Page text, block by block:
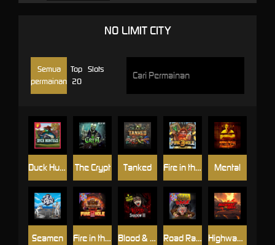
NO LIMIT CITY
Semua
permainan
Top
20
Slots
Seamen
Duck Hunters Fire in the Hole 3
Highway to Hell
Blood & Shadow 2
Mental
The Crypt
Fire in the Hole 2
Tanked
Road Rage